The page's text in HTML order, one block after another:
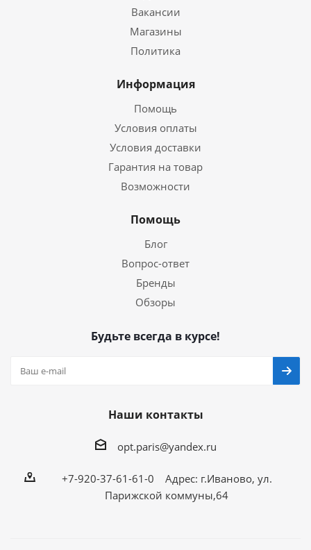
Вакансии
Магазины
Политика
Информация
Помощь
Условия оплаты
Условия доставки
Гарантия на товар
Возможности
Помощь
Блог
Вопрос-ответ
Бренды
Обзоры
Будьте всегда в курсе!
Наши контакты
opt.paris@yandex.ru
+7-920-37-61-61-0 Адрес: г.Иваново, ул.
Парижской коммуны,64